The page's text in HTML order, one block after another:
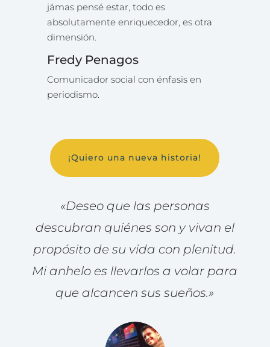
jámas pensé estar, todo es
absolutamente enriquecedor, es otra
dimensión.
Fredy Penagos
Comunicador social con énfasis en
periodismo.
¡Quiero una nueva historia!
«Deseo que las personas
descubran quiénes son y vivan el
propósito de su vida con plenitud.
Mi anhelo es llevarlos a volar para
que alcancen sus sueños.»